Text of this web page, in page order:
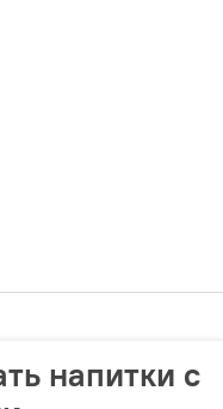
напитки с